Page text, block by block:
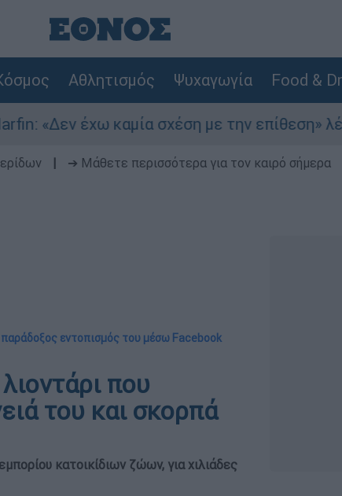
Αθλητισμός Ψυχαγωγία Food &
σχέση με την επίθεση» λέει η 46χρονη -
➔ Μάθετε περισσότερα για τον καιρό σήμερα
παράδοξος εντοπισμός του μέσω Facebook
που
του και σκορπά
κατοικίδιων ζώων, για χιλιάδες